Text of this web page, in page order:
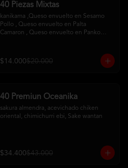
40 Piezas Mixtas
kanikama ,Queso envuelto en Sesamo
Pollo , Queso envuelto en Palta
Camaron , Queso envuelto en Panko
$14.000$20.000
40 Premiun Oceanika
sakura almendra, acevichado chiken
oriental, chimichurri ebi, Sake wantan
$34.400$43.000